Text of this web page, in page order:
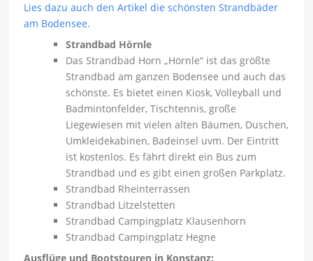
Lies dazu auch den Artikel die schönsten Strandbäder
am Bodensee.
Strandbad Hörnle
Das Strandbad Horn „Hörnle“ ist das größte
Strandbad am ganzen Bodensee und auch das
schönste. Es bietet einen Kiosk, Volleyball und
Badmintonfelder, Tischtennis, große
Liegewiesen mit vielen alten Bäumen, Duschen,
Umkleidekabinen, Badeinsel uvm. Der Eintritt
ist kostenlos. Es fährt direkt ein Bus zum
Strandbad und es gibt einen großen Parkplatz.
Strandbad Rheinterrassen
Strandbad Litzelstetten
Strandbad Campingplatz Klausenhorn
Strandbad Campingplatz Hegne
Ausflüge und Bootstouren in Konstanz: